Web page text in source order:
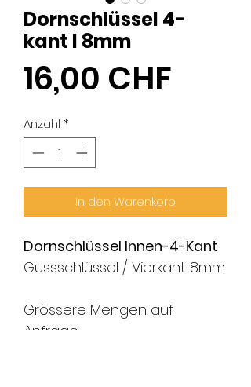
Dornschlüssel 4-
kant I 8mm
16,00 CHF
Anzahl *
In den Warenkorb
Dornschlüssel Innen-4-Kant
Gussschlüssel / Vierkant 8mm
Grössere Mengen auf
Anfrage.